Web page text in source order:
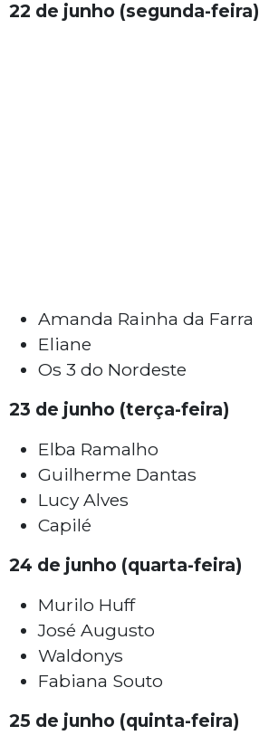
22 de junho (segunda-feira)
Amanda Rainha da Farra
Eliane
Os 3 do Nordeste
23 de junho (terça-feira)
Elba Ramalho
Guilherme Dantas
Lucy Alves
Capilé
24 de junho (quarta-feira)
Murilo Huff
José Augusto
Waldonys
Fabiana Souto
25 de junho (quinta-feira)